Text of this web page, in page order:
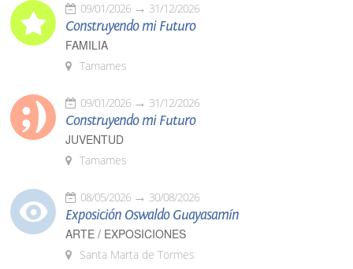
09/01/2026 31/12/2026
Construyendo mi Futuro
FAMILIA
Tamames
09/01/2026 31/12/2026
Construyendo mi Futuro
JUVENTUD
Tamames
08/05/2026 30/08/2026
Exposición Oswaldo Guayasamín
ARTE / EXPOSICIONES
Santa Marta de Tormes